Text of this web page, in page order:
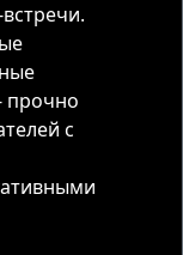
прочно
с